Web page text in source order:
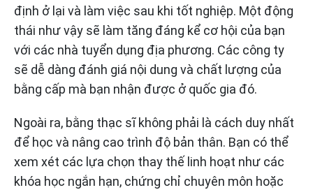
định ở lại và làm việc sau khi tốt nghiệp. Một động
thái như vậy sẽ làm tăng đáng kể cơ hội của bạn
với các nhà tuyển dụng địa phương. Các công ty
sẽ dễ dàng đánh giá nội dung và chất lượng của
bằng cấp mà bạn nhận được ở quốc gia đó.
Ngoài ra, bằng thạc sĩ không phải là cách duy nhất
để học và nâng cao trình độ bản thân. Bạn có thể
xem xét các lựa chọn thay thế linh hoạt như các
khóa học ngắn hạn, chứng chỉ chuyên môn hoặc